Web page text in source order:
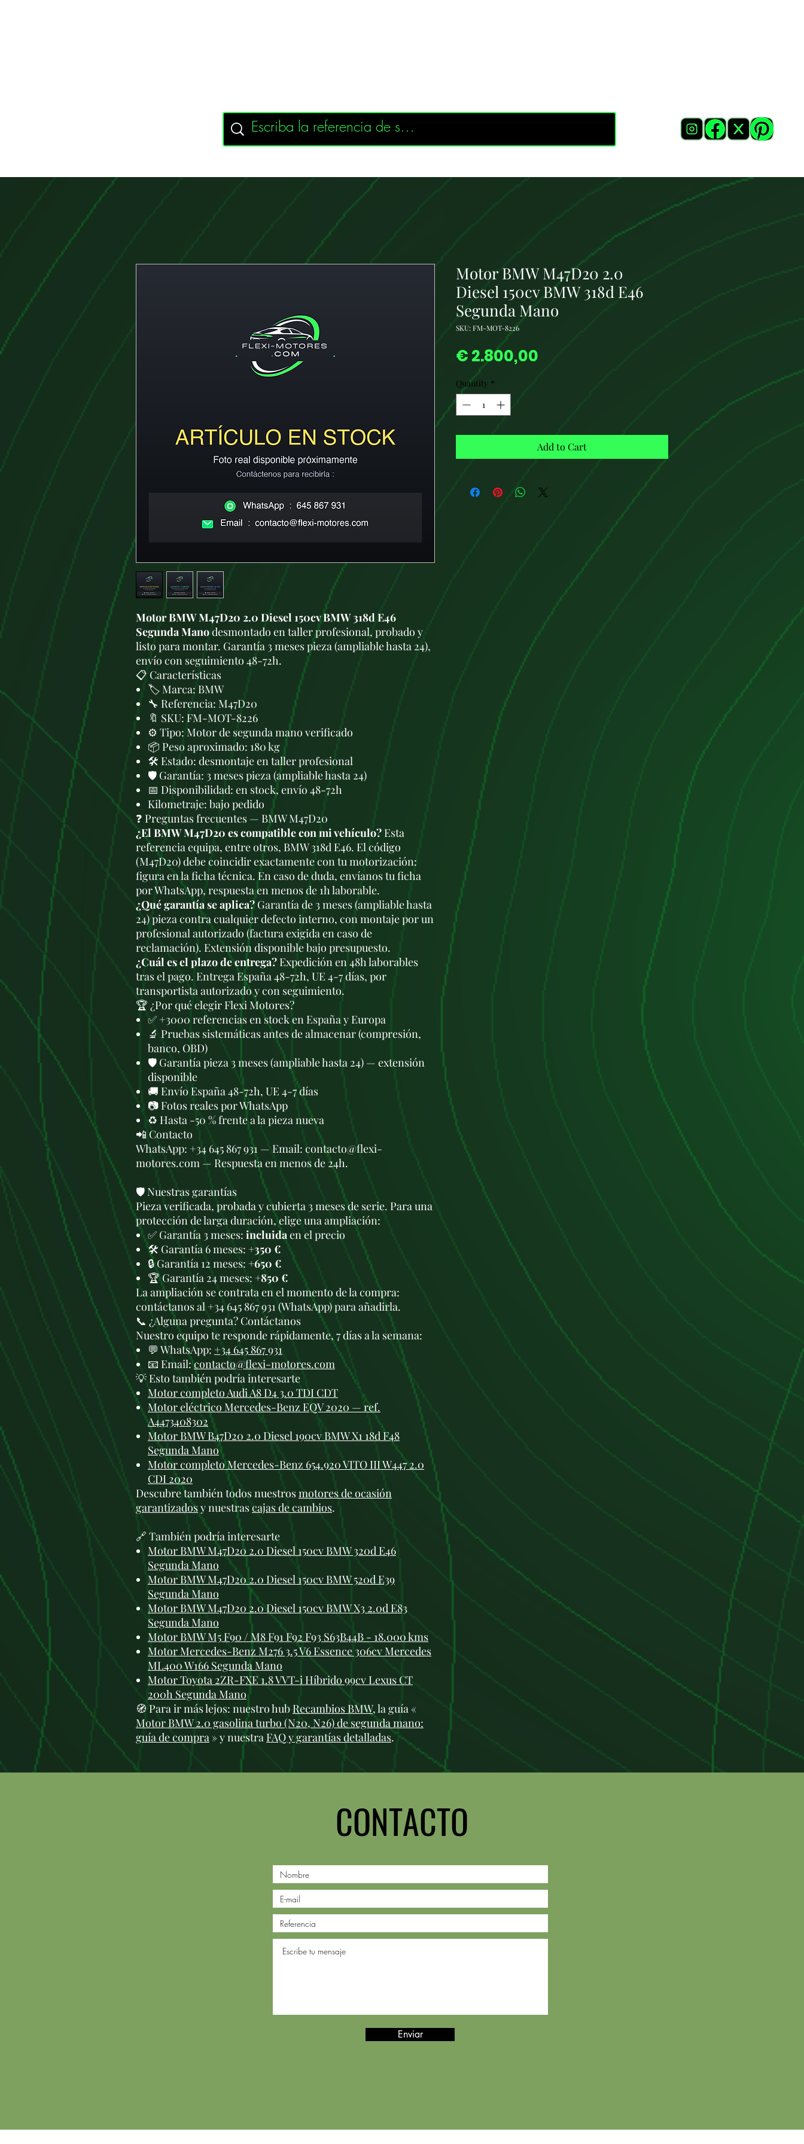
Motor BMW M47D20 2.0 Diesel 150cv BMW 318d E46
Segunda Manodesmontado en taller profesional, probado y
listo para montar. Garantía 3 meses pieza (ampliable hasta 24),
envío con seguimiento 48-72h.
📋 Características
🏷️ Marca: BMW
🔧 Referencia: M47D20
🔖 SKU: FM-MOT-8226
⚙️ Tipo: Motor de segunda mano verificado
📦 Peso aproximado: 180 kg
🛠 Estado: desmontaje en taller profesional
🛡️ Garantía: 3 meses pieza (ampliable hasta 24)
📅 Disponibilidad: en stock, envío 48-72h
Kilometraje: bajo pedido
❓ Preguntas frecuentes — BMW M47D20
¿El BMW M47D20 es compatible con mi vehículo? Esta
referencia equipa, entre otros, BMW 318d E46. El código
(M47D20) debe coincidir exactamente con tu motorización:
figura en la ficha técnica. En caso de duda, envíanos tu ficha
por WhatsApp, respuesta en menos de 1h laborable.
¿Qué garantía se aplica? Garantía de 3 meses (ampliable hasta
24) pieza contra cualquier defecto interno, con montaje por un
profesional autorizado (factura exigida en caso de
reclamación). Extensión disponible bajo presupuesto.
¿Cuál es el plazo de entrega? Expedición en 48h laborables
tras el pago. Entrega España 48-72h, UE 4-7 días, por
transportista autorizado y con seguimiento.
🏆 ¿Por qué elegir Flexi Motores?
✅ +3000 referencias en stock en España y Europa
🔬 Pruebas sistemáticas antes de almacenar (compresión,
banco, OBD)
🛡️ Garantía pieza 3 meses (ampliable hasta 24) — extensión
disponible
🚚 Envío España 48-72h, UE 4-7 días
📷 Fotos reales por WhatsApp
♻️ Hasta -50 % frente a la pieza nueva
📲 Contacto
WhatsApp: +34 645 867 931 — Email: contacto@flexi-
motores.com — Respuesta en menos de 24h.
🛡️ Nuestras garantías
Pieza verificada, probada y cubierta 3 meses de serie. Para una
protección de larga duración, elige una ampliación:
✅ Garantía 3 meses: incluidaen el precio
🛠️ Garantía 6 meses: +350 €
🔒 Garantía 12 meses: +650 €
🏆 Garantía 24 meses: +850 €
La ampliación se contrata en el momento de la compra:
contáctanos al +34 645 867 931 (WhatsApp) para añadirla.
📞 ¿Alguna pregunta? Contáctanos
Nuestro equipo te responde rápidamente, 7 días a la semana:
💬 WhatsApp: +34 645 867 931
📧 Email:contacto@flexi-motores.com
💡 Esto también podría interesarte
Motor completo Audi A8 D4 3.0 TDI CDT
Motor eléctrico Mercedes-Benz EQV 2020 — ref.
A4473408302
Motor BMW B47D20 2.0 Diesel 190cv BMW X1 18d F48
Segunda Mano
Motor completo Mercedes-Benz 654.920 VITO III W447 2.0
CDI 2020
Descubre también todos nuestrosmotores de ocasión
garantizadosy nuestrascajas de cambios.
🔗 También podría interesarte
Motor BMW M47D20 2.0 Diesel 150cv BMW 320d E46
Segunda Mano
Motor BMW M47D20 2.0 Diesel 150cv BMW 520d E39
Segunda Mano
Motor BMW M47D20 2.0 Diesel 150cv BMW X3 2.0d E83
Segunda Mano
Motor BMW M5 F90 / M8 F91 F92 F93 S63B44B - 18.000 kms
Motor Mercedes-Benz M276 3.5 V6 Essence 306cv Mercedes
ML400 W166 Segunda Mano
Motor Toyota 2ZR-FXE 1.8 VVT-i Híbrido 99cv Lexus CT
200h Segunda Mano
🧭 Para ir más lejos: nuestro hub Recambios BMW, la guía «
Motor BMW 2.0 gasolina turbo (N20, N26) de segunda mano:
guía de compra » y nuestra FAQ y garantías detalladas.
Motor BMW M47D20 2.0
Diesel 150cv BMW 318d E46
Segunda Mano
SKU: FM-MOT-8226
€ 2.800,00
Quantity *
Add to Cart
CONTACTO
Enviar